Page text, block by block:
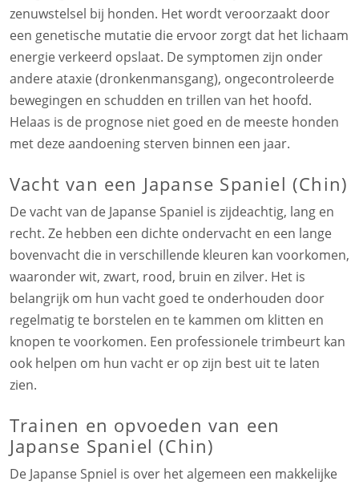
zenuwstelsel bij honden. Het wordt veroorzaakt door
een genetische mutatie die ervoor zorgt dat het lichaam
energie verkeerd opslaat. De symptomen zijn onder
andere ataxie (dronkenmansgang), ongecontroleerde
bewegingen en schudden en trillen van het hoofd.
Helaas is de prognose niet goed en de meeste honden
met deze aandoening sterven binnen een jaar.
Vacht van een Japanse Spaniel (Chin)
De vacht van de Japanse Spaniel is zijdeachtig, lang en
recht. Ze hebben een dichte ondervacht en een lange
bovenvacht die in verschillende kleuren kan voorkomen,
waaronder wit, zwart, rood, bruin en zilver. Het is
belangrijk om hun vacht goed te onderhouden door
regelmatig te borstelen en te kammen om klitten en
knopen te voorkomen. Een professionele trimbeurt kan
ook helpen om hun vacht er op zijn best uit te laten
zien.
Trainen en opvoeden van een
Japanse Spaniel (Chin)
De Japanse Spniel is over het algemeen een makkelijke